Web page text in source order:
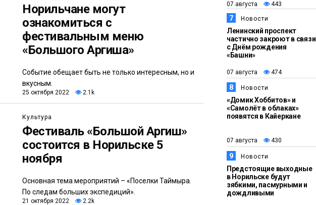
​Норильчане могут
ознакомиться с
фестивальным меню
«Большого Аргиша»
Событие обещает быть не только интересным, но и
вкусным.
25 октября 2022 2.1k
Культура
Фестиваль «Большой Аргиш»
состоится в Норильске 5
ноября
Основная тема мероприятий – «Поселки Таймыра.
По следам больших экспедиций».
21 октября 2022 2.2k
07 августа 443
7 Новости
Ленинский проспект
частично закроют в связи
с Днём рождения
«Башни»
07 августа 474
8 Новости
«Домик Хоббитов» и
«Самолёт в облаках»
появятся в Кайеркане
07 августа 430
9 Новости
Предстоящие выходные
в Норильске будут
зябкими, пасмурными и
дождливыми